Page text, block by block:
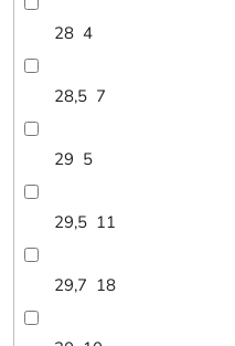
28 4
28,5 7
29 5
29,5 11
29,7 18